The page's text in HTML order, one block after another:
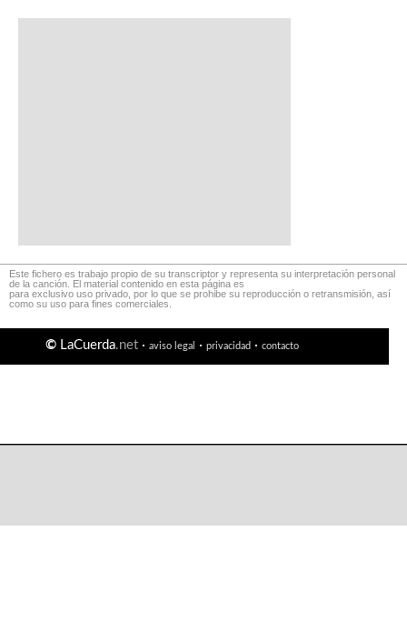
Este fichero es trabajo propio de su transcriptor y representa su interpretación personal
de la canción. El material contenido en esta página es
para exclusivo uso privado, por lo que se prohibe su reproducción o retransmisión, así
como su uso para fines comerciales.
© LaCuerda.net · aviso legal · privacidad · contacto